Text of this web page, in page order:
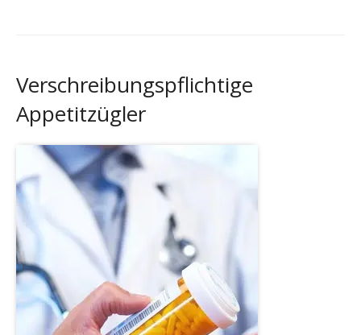
Verschreibungspflichtige
Appetitzügler